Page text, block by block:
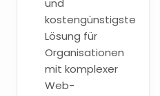
kostengünstigste
Lösung für
Organisationen
mit komplexer
Web-